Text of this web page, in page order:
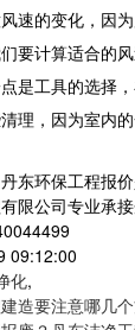
速的变化，因
要计算适合的
是工具的选择
理，因为室内
东环保工程报
限公司专业承
09:12:00
化,
造要注意哪几